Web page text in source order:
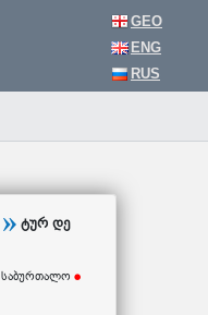
GEO
ENG
RUS
ტურ დე
საბურთალო